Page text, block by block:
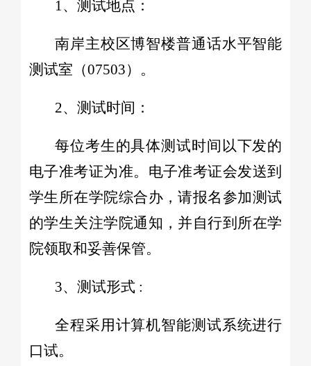
1、测试地点：
南岸主校区博智楼普通话水平智能
测试室（07503）。
2、测试时间：
每位考生的具体测试时间以下发的
电子准考证为准。电子准考证会发送到
学生所在学院综合办，请报名参加测试
的学生关注学院通知，并自行到所在学
院领取和妥善保管。
3、测试形式 :
全程采用计算机智能测试系统进行
口试。